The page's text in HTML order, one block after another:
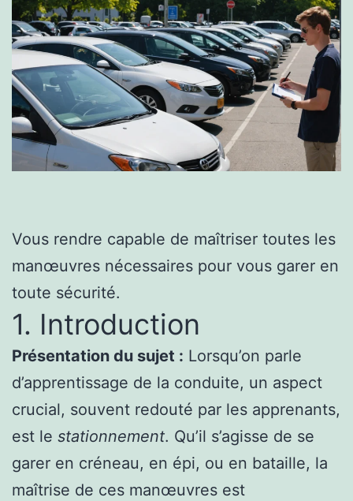
Vous rendre capable de maîtriser toutes les
manœuvres nécessaires pour vous garer en
toute sécurité.
1. Introduction
Présentation du sujet : Lorsqu’on parle
d’apprentissage de la conduite, un aspect
crucial, souvent redouté par les apprenants,
est le stationnement. Qu’il s’agisse de se
garer en créneau, en épi, ou en bataille, la
maîtrise de ces manœuvres est